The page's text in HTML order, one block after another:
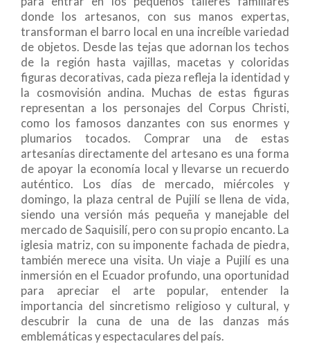
donde los artesanos, con sus manos expertas,
transforman el barro local en una increíble variedad
de objetos. Desde las tejas que adornan los techos
de la región hasta vajillas, macetas y coloridas
figuras decorativas, cada pieza refleja la identidad y
la cosmovisión andina. Muchas de estas figuras
representan a los personajes del Corpus Christi,
como los famosos danzantes con sus enormes y
plumarios tocados. Comprar una de estas
artesanías directamente del artesano es una forma
de apoyar la economía local y llevarse un recuerdo
auténtico. Los días de mercado, miércoles y
domingo, la plaza central de Pujilí se llena de vida,
siendo una versión más pequeña y manejable del
mercado de Saquisilí, pero con su propio encanto. La
iglesia matriz, con su imponente fachada de piedra,
también merece una visita. Un viaje a Pujilí es una
inmersión en el Ecuador profundo, una oportunidad
para apreciar el arte popular, entender la
importancia del sincretismo religioso y cultural, y
descubrir la cuna de una de las danzas más
emblemáticas y espectaculares del país.